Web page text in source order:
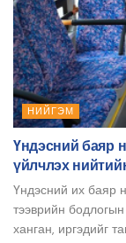
НИЙГЭМ
Үндэсний баяр
үйлчлэх
Үндэсний их баяр
тээврийн
ханган, иргэдийг